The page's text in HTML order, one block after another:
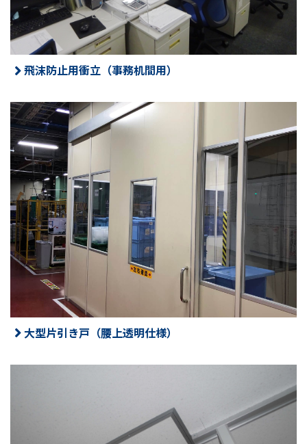
飛沫防止用衝立（事務机間用）
大型片引き戸（腰上透明仕様）